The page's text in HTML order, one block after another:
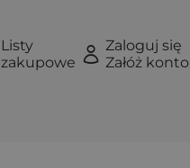
Listy
zakupowe
Zaloguj się
Załóż konto